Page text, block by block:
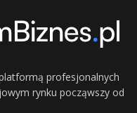
profesjonalnych
rynku począwszy od